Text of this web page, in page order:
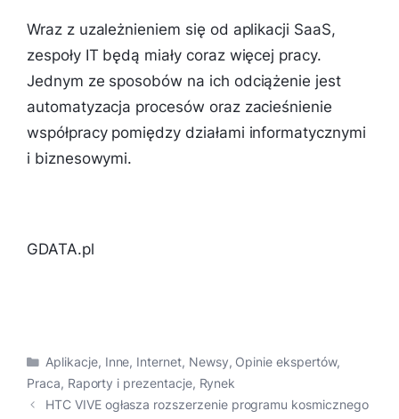
Wraz z uzależnieniem się od aplikacji SaaS,
zespoły IT będą miały coraz więcej pracy.
Jednym ze sposobów na ich odciążenie jest
automatyzacja procesów oraz zacieśnienie
współpracy pomiędzy działami informatycznymi
i biznesowymi.
GDATA.pl
Kategorie
Aplikacje, Inne, Internet, Newsy, Opinie ekspertów,
Praca, Raporty i prezentacje, Rynek
HTC VIVE ogłasza rozszerzenie programu kosmicznego